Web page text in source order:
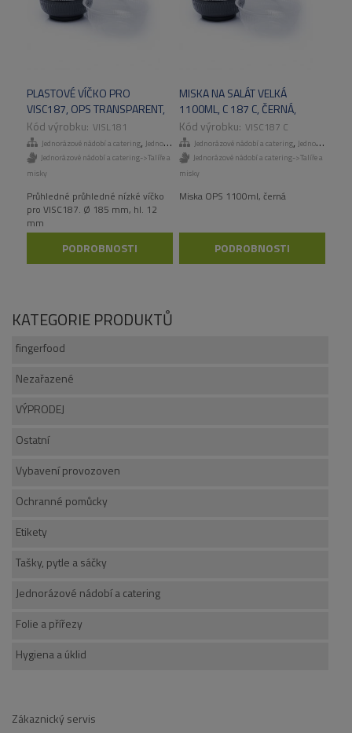
PLASTOVÉ VÍČKO PRO
VISC187, OPS TRANSPARENT,
300KS/KART VISL181
Jednorázové nádobí a catering, Jednorázové talíře a misky , Odnosné obaly a menuboxy
Jednorázové nádobí a catering->Talíře a
misky
Průhledné průhledné nízké víčko
pro VISC187. Ø 185 mm, hl. 12
mm
PODROBNOSTI
MISKA NA SALÁT VELKÁ
1100ML, C 187 C, ČERNÁ,
300KS/KART VISC187 C
Jednorázové nádobí a catering, Jednorázové talíře a misky
Jednorázové nádobí a catering->Talíře a
misky
Miska OPS 1100ml, černá
PODROBNOSTI
KATEGORIE PRODUKTŮ
fingerfood
Nezařazené
VÝPRODEJ
Ostatní
Vybavení provozoven
Ochranné pomůcky
Etikety
Tašky, pytle a sáčky
Jednorázové nádobí a catering
Folie a přířezy
Hygiena a úklid
Zákaznický servis